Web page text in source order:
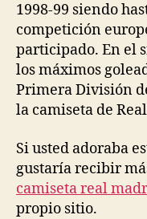
1998-99 siendo
competición
participado. En el
los máximos
Primera División
la camiseta de
Si usted adoraba
gustaría recibir
camiseta real
propio sitio.